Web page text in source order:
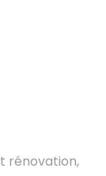
rénovation,